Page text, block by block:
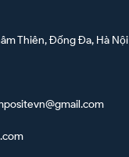
Thiên, Đống Đa, Hà Nội